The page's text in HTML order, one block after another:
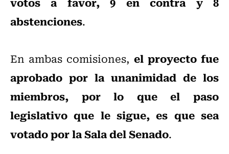
abstenciones.
En ambas comisiones, el proyecto fue
aprobado por la unanimidad de los
miembros, por lo que el paso
legislativo que le sigue, es que sea
votado por la Sala del Senado.